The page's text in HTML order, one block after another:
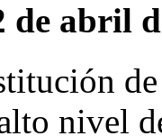
de abril
nivel